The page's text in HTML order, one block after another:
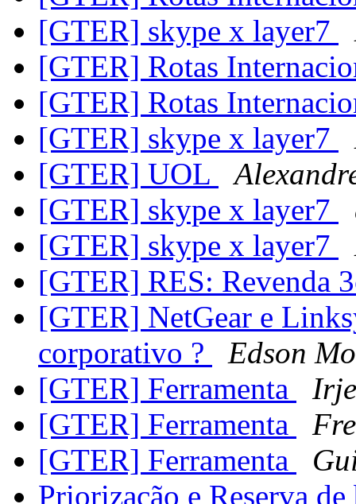
[GTER] skype x layer7
[GTER] Rotas
[GTER] Rotas
[GTER] skype x layer7
[GTER] UOL
[GTER] skype x layer7
[GTER] skype x layer7
[GTER] RES: Revenda
[GTER] NetGear e
corporativo ?
Edson
[GTER] Ferramenta
Irje
[GTER] Ferramenta
[GTER] Ferramenta
Priorização e Reserva